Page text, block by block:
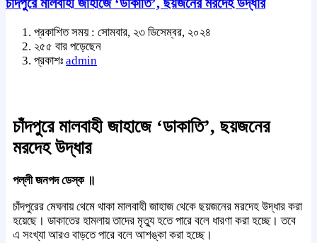
প্রকাশিত সময় : সোমবার, ২৩ ডিসেম্বর, ২০২৪
২৫৫ বার পড়েছেন
প্রকাশঃ admin
চাঁদপুরে মালবাহী জাহাজে ‘ডাকাতি’, ছয়জনের
মরদেহ উদ্ধার
পল্লী জনপদ ডেস্ক ॥
চাঁদপুরের মেঘনায় থেমে থাকা মালবাহী জাহাজ থেকে ছয়জনের মরদেহ উদ্ধার করা
হয়েছে। ডাকাতের হামলায় তাদের মৃত্যু হতে পারে বলে ধারণা করা হচ্ছে। তবে
এ সংখ্যা আরও বাড়তে পারে বলে আশঙ্কা করা হচ্ছে।